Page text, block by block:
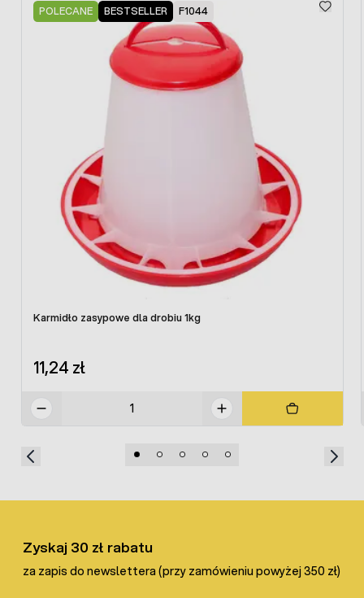
Odchowalnik ten jest bardzo dobrym rozwiązaniem dla
osób ceniących sobie wysoką higienę pracy oraz
profesjonalizm w działaniu.
Produkt zasilany z sieci: 230V.
POLECANE BESTSELLER F1044
Karmidło zasypowe dla drobiu 1kg
11,24 zł
Zyskaj 30 zł rabatu
za zapis do newslettera (przy zamówieniu powyżej 350 zł)